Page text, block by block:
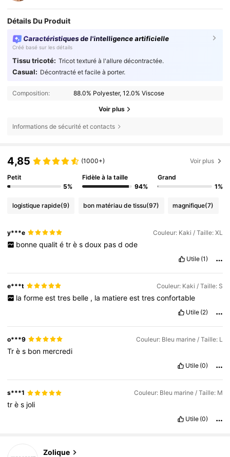
Détails Du Produit
Caractéristiques de l'intelligence artificielle
Créé basé sur les détails
Tissu tricoté: Tricot texturé à l'allure décontractée.
Casual: Décontracté et facile à porter.
Composition: 88.0% Polyester, 12.0% Viscose
Voir plus
Informations de sécurité et contacts
4,85 (1000+) Voir plus
Petit
5%
Fidèle à la taille
94%
Grand
1%
logistique rapide(9) bon matériau de tissu(97) magnifique(7)
y***e Couleur: Kaki / Taille: XL
bonne qualit é tr è s doux pas d ode
Utile (1)
e***t Couleur: Kaki / Taille: S
la forme est tres belle , la matiere est tres confortable
Utile (2)
o***9 Couleur: Bleu marine / Taille: L
Très bon mercredi
Utile (0)
s***1 Couleur: Bleu marine / Taille: M
très joli
Utile (0)
Zolique
4,85
73K Suiveurs